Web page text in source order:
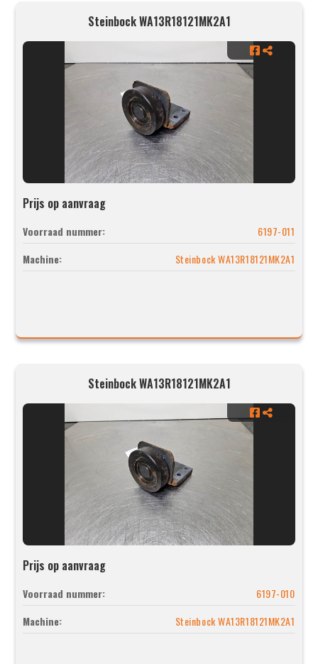
Steinbock WA13R18121MK2A1
Prijs op aanvraag
Voorraad nummer:
6197-011
Machine:
Steinbock WA13R18121MK2A1
Steinbock WA13R18121MK2A1
Prijs op aanvraag
Voorraad nummer:
6197-010
Machine:
Steinbock WA13R18121MK2A1